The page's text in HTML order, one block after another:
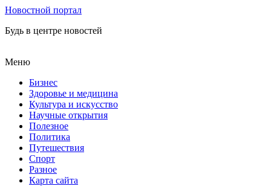
Новостной портал
Будь в центре новостей
Меню
Бизнес
Здоровье и медицина
Культура и искусство
Научные открытия
Полезное
Политика
Путешествия
Спорт
Разное
Карта сайта